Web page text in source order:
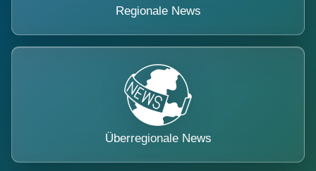
Regionale News
Überregionale News